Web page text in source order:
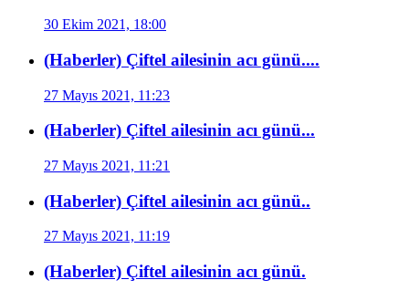
30 Ekim 2021, 18:00
(Haberler) Çiftel ailesinin acı günü....
27 Mayıs 2021, 11:23
(Haberler) Çiftel ailesinin acı günü...
27 Mayıs 2021, 11:21
(Haberler) Çiftel ailesinin acı günü..
27 Mayıs 2021, 11:19
(Haberler) Çiftel ailesinin acı günü.